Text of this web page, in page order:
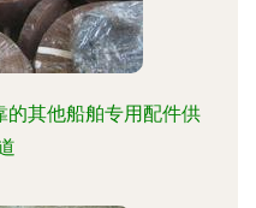
的其他船舶专用配件供